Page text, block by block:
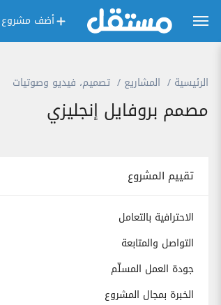
أضف مشروع
الرئيسية المشاريع تصميم، فيديو وصوتيات
مصمم بروفايل إنجليزي
تقييم المشروع
الاحترافية بالتعامل
التواصل والمتابعة
جودة العمل المسلّم
الخبرة بمجال المشروع